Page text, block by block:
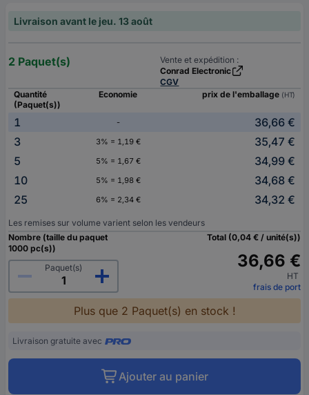
Livraison avant le jeu. 13 août
2 Paquet(s)
Vente et expédition :
Conrad Electronic
CGV
Quantité
(Paquet(s))
Economie prix de l'emballage (HT)
1 -
36,66 €
3
3% = 1,19 €
35,47 €
5
5% = 1,67 €
34,99 €
10
5% = 1,98 €
34,68 €
25
6% = 2,34 € 34,32 €
Les remises sur volume varient selon les vendeurs
Nombre (taille du paquet
1000 pc(s))
Paquet(s)
Total (0,04 € / unité(s))
36,66 €
HT
frais de port
Plus que 2 Paquet(s) en stock !
Livraison gratuite avec
Ajouter au panier